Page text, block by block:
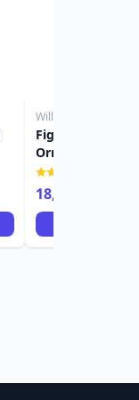
Willow Tree
Figurine Willow
Ornement fille
18,90 €